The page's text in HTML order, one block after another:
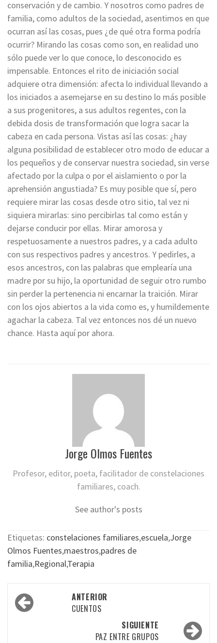
conservación y de cambio. Y nosotros como padres de
familia, como adultos de la sociedad, asentimos en que
ocurran así las cosas, pues ¿de qué otra forma podría
ocurrir? Mirando las cosas como son, en realidad uno
sólo puede ver lo que conoce, lo desconocido es
impensable. Entonces el rito de iniciación social
adquiere otra dimensión: afecta lo individual llevando a
los iniciados a asemejarse en su destino lo más posible
a sus progenitores, a sus adultos regentes, con la
debida dosis de transformación que logra sacar la
cabeza en cada persona. Vistas así las cosas: ¿hay
alguna posibilidad de establecer otro modo de educar a
los pequeños y de conservar nuestra sociedad, sin verse
afectado por la culpa o por el aislamiento o por la
aprehensión angustiada? Es muy posible que sí, pero
requiere mirar las cosas desde otro sitio, tal vez ni
siquiera mirarlas: sino percibirlas tal como están y
dejarse conducir por ellas. Mirar amorosa y
respetuosamente a nuestros padres, y a cada adulto
con sus respectivos padres y ancestros. Y pedirles, a
esos ancestros, con las palabras que emplearía una
madre por su hijo, la oportunidad de seguir otro rumbo
sin perder la pertenencia ni encarnar la traición. Mirar
con los ojos abiertos a la vida como es, y humildemente
agachar la cabeza. Tal vez entonces nos dé un nuevo
chance. Hasta aquí por ahora.
Jorge Olmos Fuentes
Profesor, editor, poeta, facilitador de constelaciones
familiares, coach.
See author's posts
Etiquetas: constelaciones familiares,escuela,Jorge
Olmos Fuentes,maestros,padres de
familia,Regional,Terapia
Navegación
por
ANTERIOR
CUENTOS
SIGUIENTE
PAZ ENTRE GRUPOS